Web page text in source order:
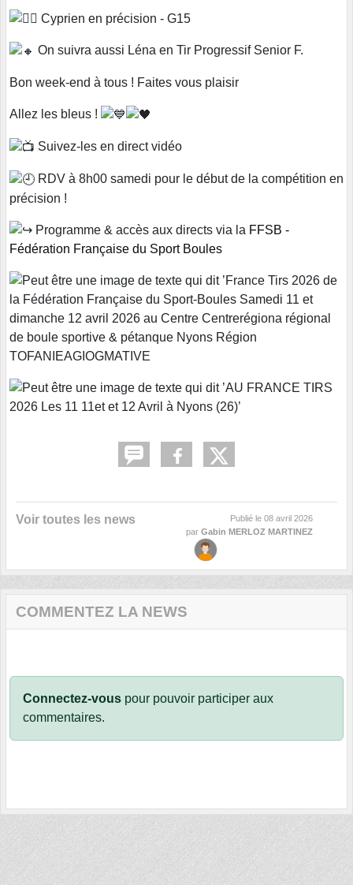
Cyprien en précision - G15
On suivra aussi Léna en Tir Progressif Senior F.
Bon week-end à tous ! Faites vous plaisir
Allez les bleus !
Suivez-les en direct vidéo
RDV à 8h00 samedi pour le début de la compétition en
précision !
Programme & accès aux directs via la FFSB -
Fédération Française du Sport Boules
Voir toutes les news Publié le 08 avril 2026
par Gabin MERLOZ MARTINEZ
COMMENTEZ LA NEWS
Connectez-vous pour pouvoir participer aux
commentaires.